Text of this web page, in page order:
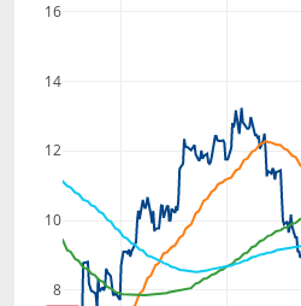
8
10
12
14
16